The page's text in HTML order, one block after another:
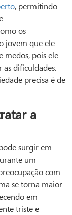
, permitindo
os
jovem que ele
medos, pois ele
as dificuldades.
precisa é de
a
surgir em
um
com
se torna maior
em
triste e